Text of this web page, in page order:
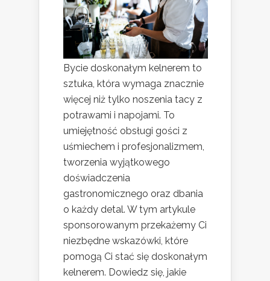
Bycie doskonałym kelnerem to
sztuka, która wymaga znacznie
więcej niż tylko noszenia tacy z
potrawami i napojami. To
umiejętność obsługi gości z
uśmiechem i profesjonalizmem,
tworzenia wyjątkowego
doświadczenia
gastronomicznego oraz dbania
o każdy detal. W tym artykule
sponsorowanym przekażemy Ci
niezbędne wskazówki, które
pomogą Ci stać się doskonałym
kelnerem. Dowiedz się, jakie